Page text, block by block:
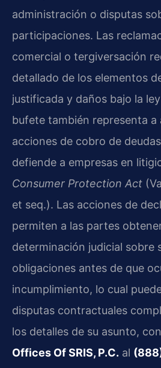
administración o disputas
participaciones. Las
comercial o tergiversación
detallado de los elementos
justificada y daños bajo la
bufete también representa a
acciones de cobro de
defiende a empresas en
Consumer Protection Act
et seq.). Las acciones de
permiten a las partes
determinación judicial sobre
obligaciones antes de que
incumplimiento, lo cual
disputas contractuales
los detalles de su asunto,
Offices Of SRIS, P.C. al